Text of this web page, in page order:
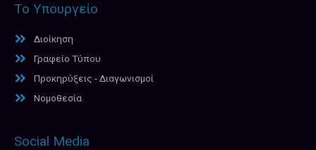
Το Υπουργείο
Διοίκηση
Γραφείο Τύπου
Προκηρύξεις - Διαγωνισμοί
Νομοθεσία
Social Media